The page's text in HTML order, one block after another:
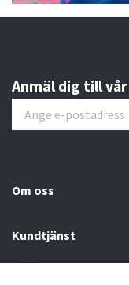
Anmäl dig till
Om oss
Kundtjänst